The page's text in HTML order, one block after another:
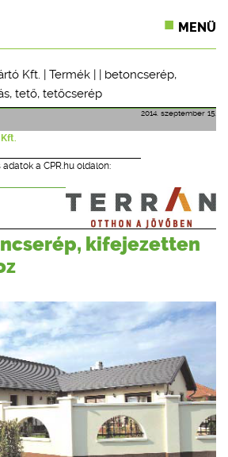
MENÜ
TERMÉKKIÍRÁS
JOG
KÉPZÉSEK
SEGÉDLETEK
Kft. | Termék | | betoncserép,
, tető, tetőcserép
2014. szeptember 15.
a CPR.hu oldalon:
kifejezetten